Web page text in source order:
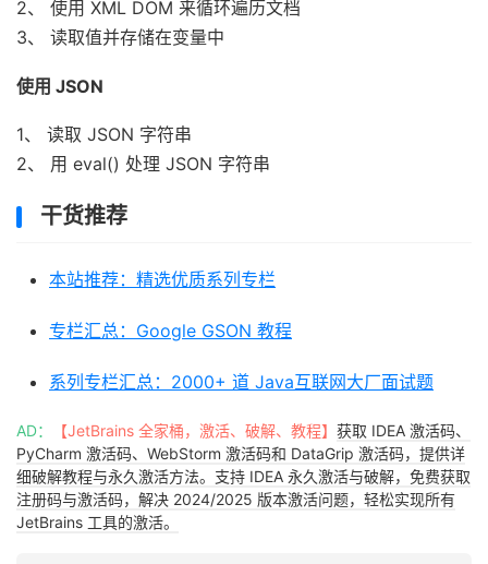
2、 使用 XML DOM 来循环遍历文档
3、 读取值并存储在变量中
使用 JSON
1、 读取 JSON 字符串
2、 用 eval() 处理 JSON 字符串
干货推荐
本站推荐：精选优质系列专栏
专栏汇总：Google GSON 教程
系列专栏汇总：2000+ 道 Java互联网大厂面试题
AD： 【JetBrains 全家桶，激活、破解、教程】 获取 IDEA 激活码、
PyCharm 激活码、WebStorm 激活码和 DataGrip 激活码，提供详
细破解教程与永久激活方法。支持 IDEA 永久激活与破解，免费获取
注册码与激活码，解决 2024/2025 版本激活问题，轻松实现所有
JetBrains 工具的激活。